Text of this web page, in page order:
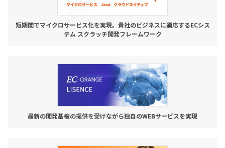
短期間でマイクロサービス化を実現。貴社のビジネスに適応するECシス
テム スクラッチ開発フレームワーク
最新の開発基板の提供を受けながら独自のWEBサービスを実現